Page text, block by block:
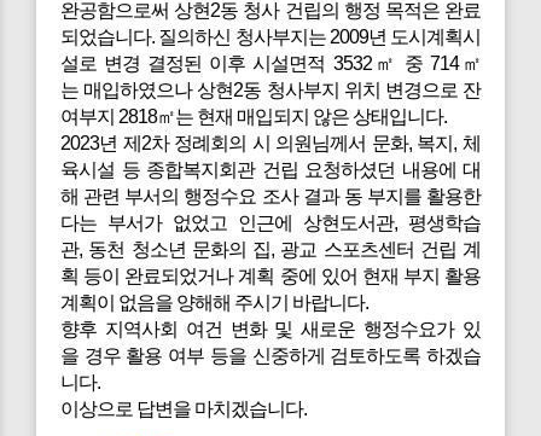
완공함으로써 상현2동 청사 건립의 행정 목적은 완료
되었습니다. 질의하신 청사부지는 2009년 도시계획시
설로 변경 결정된 이후 시설면적 3532㎡ 중 714㎡
는 매입하였으나 상현2동 청사부지 위치 변경으로 잔
여부지 2818㎡는 현재 매입되지 않은 상태입니다.
2023년 제2차 정례회의 시 의원님께서 문화, 복지, 체
육시설 등 종합복지회관 건립 요청하셨던 내용에 대
해 관련 부서의 행정수요 조사 결과 동 부지를 활용한
다는 부서가 없었고 인근에 상현도서관, 평생학습
관, 동천 청소년 문화의 집, 광교 스포츠센터 건립 계
획 등이 완료되었거나 계획 중에 있어 현재 부지 활용
계획이 없음을 양해해 주시기 바랍니다.
향후 지역사회 여건 변화 및 새로운 행정수요가 있
을 경우 활용 여부 등을 신중하게 검토하도록 하겠습
니다.
이상으로 답변을 마치겠습니다.